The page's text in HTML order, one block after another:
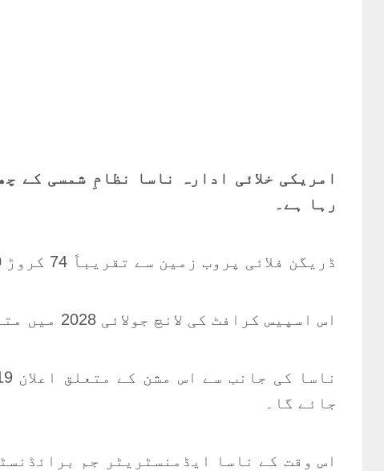
امریکی خلائی ادارہ ناسا نظامِ شمسی کے
رہا ہے۔
ڈریگن فلائی پروب زمین سے تقریباً 74 کروڑ 50 لاکھ میل فاصلے پر موجود زحل کے سب سے بڑے چاند ٹائٹن کا معائنہ کرے گا۔
اس اسپیس کرافٹ کی لانچ جولائی 2028 میں متوقع ہے جو ٹائٹن تک 2034 میں پہنچے گا۔
جائے گا۔
اس وقت کے ناسا ایڈمنسٹریٹر جم